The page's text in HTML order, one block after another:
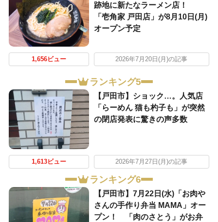
跡地に新たなラーメン店！
「壱角家 戸田店」が8月10日(月)
オープン予定
1,656ビュー 2026年7月20日(月)の記事
ランキング5
【戸田市】ショック…。人気店
「らーめん 猫も杓子も」が突然
の閉店発表に驚きの声多数
1,613ビュー 2026年7月27日(月)の記事
ランキング6
【戸田市】7月22日(水)「お肉や
さんの手作り弁当 MAMA」オー
プン！ 「肉のさとう」がお弁